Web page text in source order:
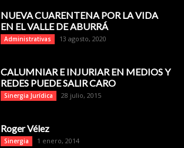
NUEVA CUARENTENA POR LA VIDA
EN EL VALLE DE ABURRÁ
Administrativas 13 agosto, 2020
CALUMNIAR E INJURIAR EN MEDIOS Y
REDES PUEDE SALIR CARO
Sinergia Jurídica 28 julio, 2015
Roger Vélez
Sinergia 1 enero, 2014